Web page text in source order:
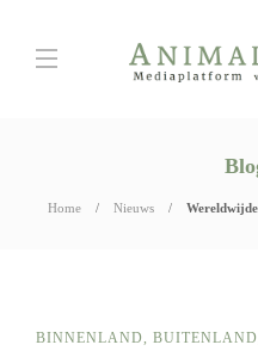
Home Nieuws
BINNENLAND, BUITENLAND